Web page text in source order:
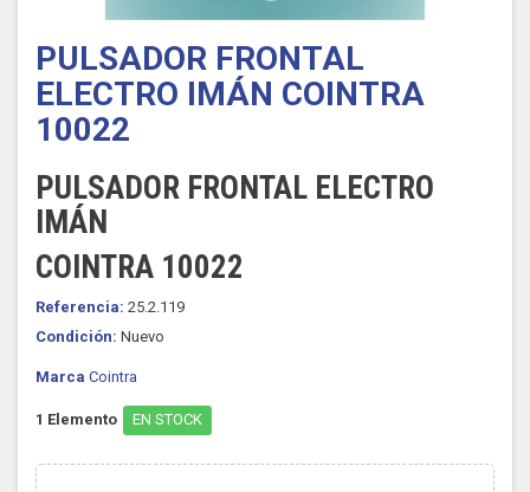
PULSADOR FRONTAL
ELECTRO IMÁN COINTRA
10022
PULSADOR FRONTAL ELECTRO
IMÁN
COINTRA 10022
Referencia: 25.2.119
Condición: Nuevo
Marca Cointra
1 Elemento EN STOCK